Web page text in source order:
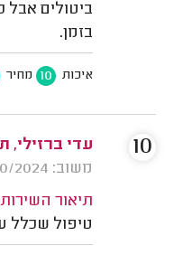
ביטולים אבל
בזמן.
איכות 10 מחיר
עדי ברזילי,
משוב: 08/10/2024
תיאור
טיפול שכלל
10